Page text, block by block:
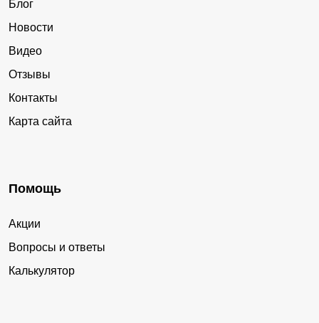
Блог
Новости
Видео
Отзывы
Контакты
Карта сайта
Помощь
Акции
Вопросы и ответы
Калькулятор